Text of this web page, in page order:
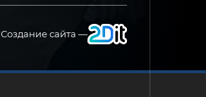
Создание сайта —